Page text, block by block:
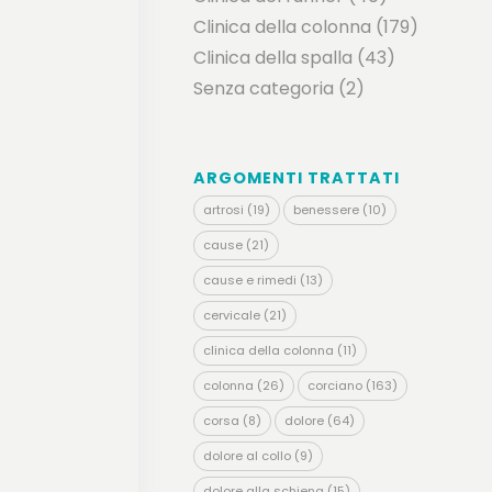
Clinica della colonna (179)
Clinica della spalla (43)
Senza categoria (2)
ARGOMENTI TRATTATI
artrosi (19) benessere(10)
cause(21)
cause e rimedi (13)
cervicale(21)
clinica della colonna (11)
colonna (26) corciano(163)
corsa (8) dolore(64)
dolore al collo(9)